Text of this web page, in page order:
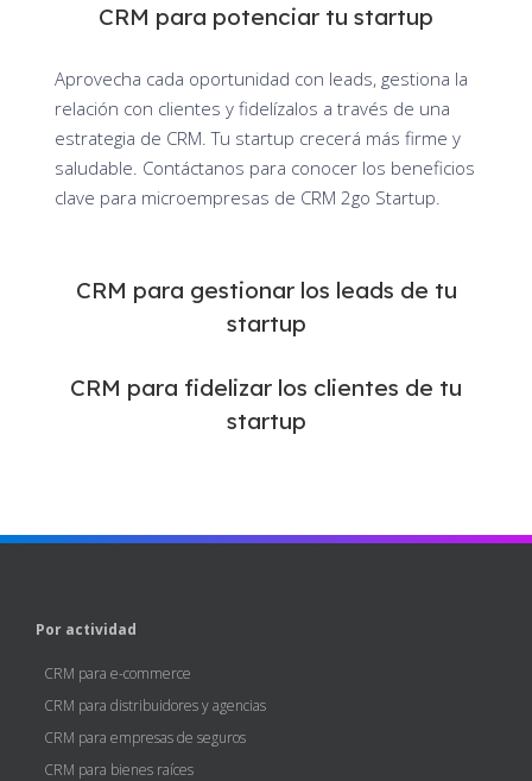
CRM para potenciar tu startup
Aprovecha cada oportunidad con leads, gestiona la
relación con clientes y fidelízalos a través de una
estrategia de CRM. Tu startup crecerá más firme y
saludable. Contáctanos para conocer los beneficios
clave para microempresas de CRM 2go Startup.
CRM para gestionar los leads de tu
startup
CRM para fidelizar los clientes de tu
startup
Por actividad
CRM para e-commerce
CRM para distribuidores y agencias
CRM para empresas de seguros
CRM para bienes raíces